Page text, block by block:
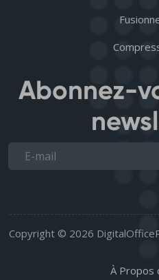
Abonnez-
Copyright © 2026
À Propos